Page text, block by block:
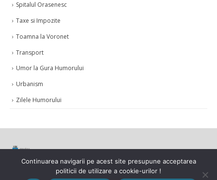
Spitalul Orasenesc
Taxe si Impozite
Toamna la Voronet
Transport
Umor la Gura Humorului
Urbanism
Zilele Humorului
© Copyright 2021. Toate drepturile rezervate.
Continuarea navigarii pe acest site presupune acceptarea
politicii de utilizare a cookie-urilor !